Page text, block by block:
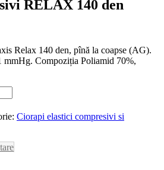
RELAX 140 den
Relax 140 den, pînă la coapse (AG).
mmHg. Compoziția Poliamid 70%,
Ciorapi elastici compresivi si